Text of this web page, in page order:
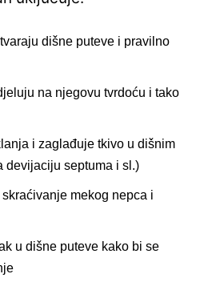
dišne puteve i pravilno
na njegovu tvrdoću i tako
i zaglađuje tkivo u dišnim
devijaciju septuma i sl.)
mekog nepca i
u dišne puteve kako bi se